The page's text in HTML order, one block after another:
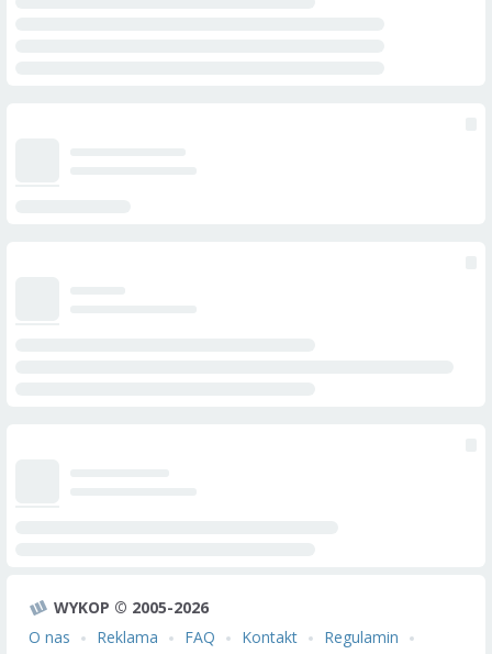
WYKOP © 2005-2026
O nas
Reklama FAQ Kontakt
Regulamin